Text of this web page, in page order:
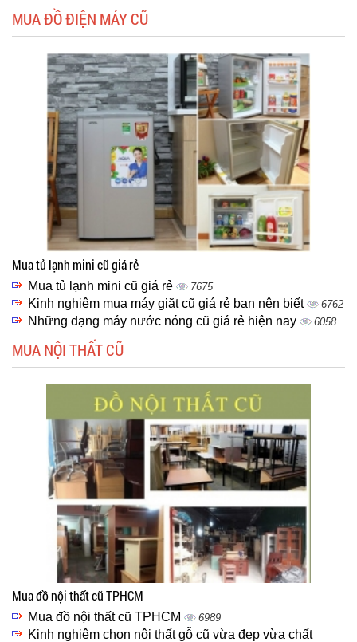
MUA ĐỒ ĐIỆN MÁY CŨ
Mua tủ lạnh mini cũ giá rẻ
Mua tủ lạnh mini cũ giá rẻ 7675
Kinh nghiệm mua máy giặt cũ giá rẻ bạn nên biết 6762
Những dạng máy nước nóng cũ giá rẻ hiện nay 6058
MUA NỘI THẤT CŨ
Mua đồ nội thất cũ TPHCM
Mua đồ nội thất cũ TPHCM 6989
Kinh nghiệm chọn nội thất gỗ cũ vừa đẹp vừa chất